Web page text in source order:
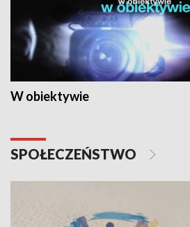
W obiektywie
SPOŁECZEŃSTWO